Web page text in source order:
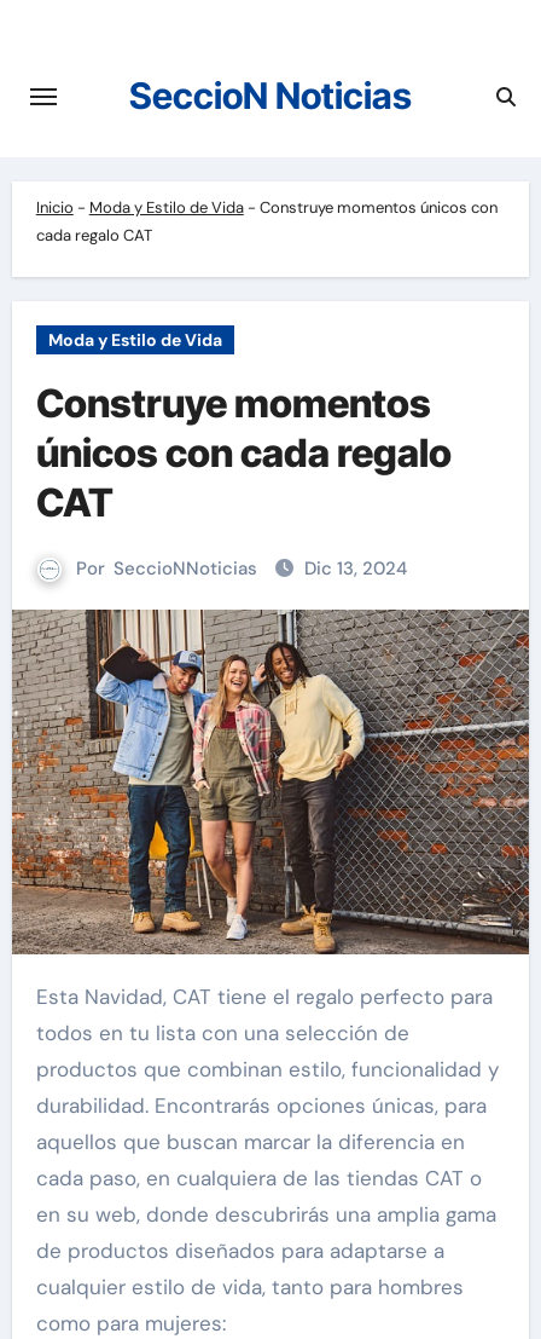
contenido
SeccioN Noticias
Inicio - Moda y Estilo de Vida- Construye momentos únicos con
cada regalo CAT
Moda y Estilo de Vida
Construye momentos
únicos con cada regalo
CAT
Por SeccioNNoticias Dic 13, 2024
Esta Navidad, CAT tiene el regalo perfecto para
todos en tu lista con una selección de
productos que combinan estilo, funcionalidad y
durabilidad. Encontrarás opciones únicas, para
aquellos que buscan marcar la diferencia en
cada paso, en cualquiera de las tiendas CAT o
en su web, donde descubrirás una amplia gama
de productos diseñados para adaptarse a
cualquier estilo de vida, tanto para hombres
como para mujeres: